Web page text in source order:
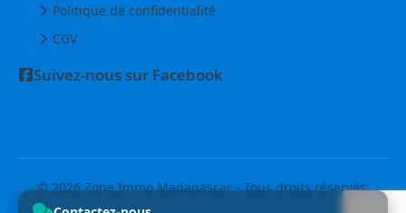
Politique de confidentialité
CGV
Suivez-nous sur Facebook
© 2026 Zone Immo Madagascar - Tous droits réservés.